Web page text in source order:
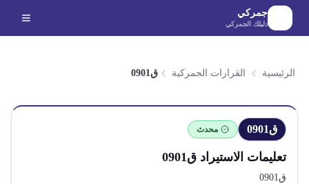
الانتقال إلى المحتوى الرئيسي
جمركي
دليلك الجمركي
الرئيسية القرارات الجمركية ق0901
ق0901 محدث
تعليمات الاستيراد ق0901
ق0901